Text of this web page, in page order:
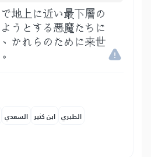
地上に近い最下層の
うとする悪魔たちに
かれらのために来世
السعدي ابن كثير الطبري